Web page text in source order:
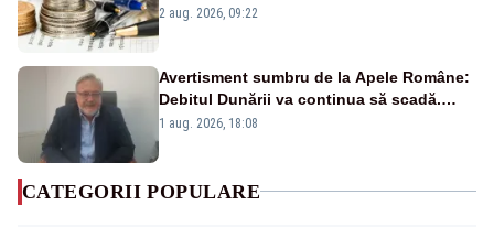
viitoare?
2 aug. 2026, 09:22
Avertisment sumbru de la Apele Române:
Debitul Dunării va continua să scadă.
Cernavodă s-ar putea închide în 4 zile
1 aug. 2026, 18:08
CATEGORII POPULARE